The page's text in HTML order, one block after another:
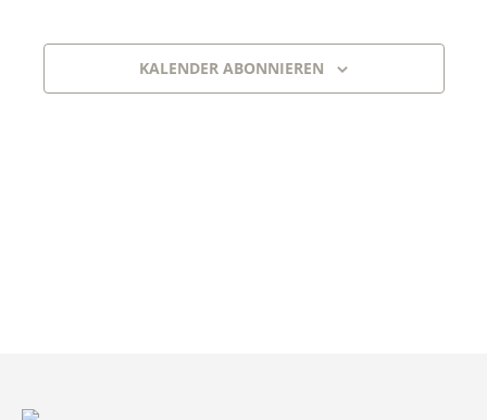
KALENDER ABONNIEREN